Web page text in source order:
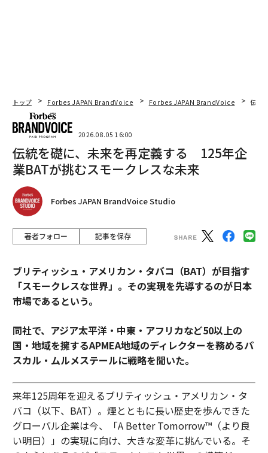
トップ Forbes JAPAN BrandVoice Forbes JAPAN BrandVoice 伝統
2026.08.05 16:00
伝統を礎に、未来を再定義する 125年企
業BATが挑むスモークレスな未来
Forbes JAPAN BrandVoice Studio
著者フォロー 記事を保存
ブリティッシュ・アメリカン・タバコ（BAT）が目指す
「スモークレスな世界」。その実現を先導するのが日本
市場であるという。
同社で、アジア太平洋・中東・アフリカなど50以上の
国・地域を擁するAPMEA地域のディレクターを務めるパ
スカル・ムルメステールに戦略を聞いた。
来年125周年を迎えるブリティッシュ・アメリカン・タ
バコ（以下、BAT）。煙とともに長い歴史を歩んできた
グローバル企業は今、「A Better Tomorrow™（より良
い明日）」の実現に向け、大きな変革に挑んでいる。そ